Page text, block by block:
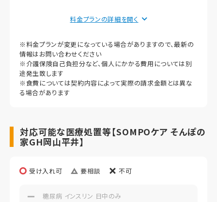
想定居住期間（償却年月数）
その他事項
料金プランの詳細を
※料金プランが変更になっている場合がありますので、最新の
情報はお問い合わせください
※介護保険自己負担分など、個人にかかる費用については別
途発生致します
※食費については契約内容によって実際の請求金額とは異な
る場合があります
対応可能な医療処置等【SOMPOケア そんぽの
家GH岡山平井】
受け入れ可 要相談 不可
糖尿病 インスリン 日中のみ